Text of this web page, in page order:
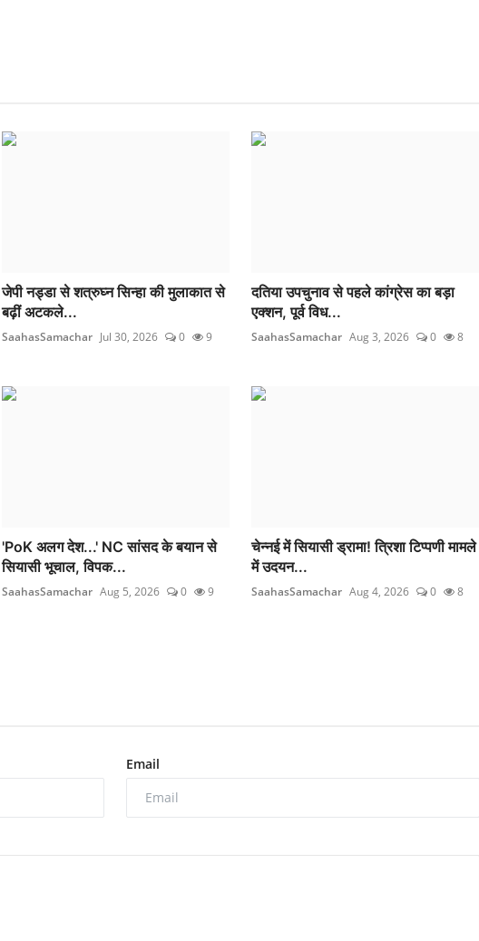
जेपी नड्डा से शत्रुघ्न सिन्हा की मुलाकात से
बढ़ीं अटकले...
SaahasSamachar Jul 30, 2026 0 9
दतिया उपचुनाव से पहले कांग्रेस का बड़ा
एक्शन, पूर्व विध...
SaahasSamachar Aug 3, 2026 0 8
'PoK अलग देश...' NC सांसद के बयान से
सियासी भूचाल, विपक...
SaahasSamachar Aug 5, 2026 0 9
चेन्नई में सियासी ड्रामा! त्रिशा टिप्पणी मामले
में उदयन...
SaahasSamachar Aug 4, 2026 0 8
Email